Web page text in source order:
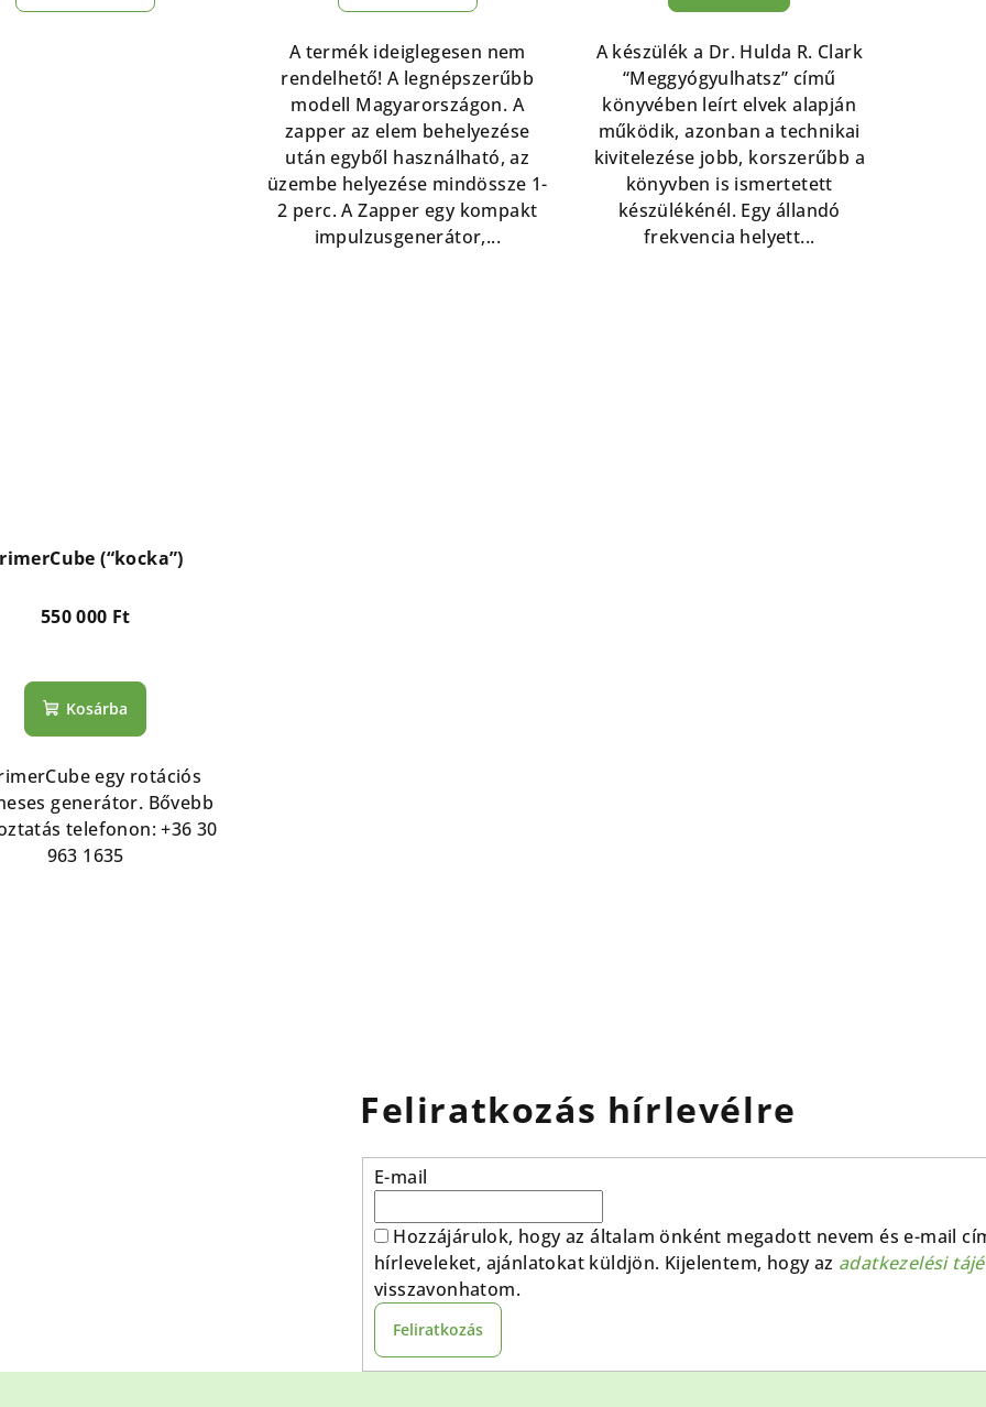
A termék ideiglegesen nem
rendelhető! A legnépszerűbb
modell Magyarországon. A
zapper az elem behelyezése
után egyből használható, az
üzembe helyezése mindössze 1-
2 perc. A Zapper egy kompakt
impulzusgenerátor,...
A készülék a Dr. Hulda R. Clark
“Meggyógyulhatsz” című
könyvében leírt elvek alapján
működik, azonban a technikai
kivitelezése jobb, korszerűbb a
könyvben is ismertetett
készülékénél. Egy állandó
frekvencia helyett...
(“kocka”)
550 000 Ft
Kosárba
egy rotációs
generátor. Bővebb
telefonon: +36 30
963 1635
Feliratkozás hírlevélre
E-mail
Hozzájárulok, hogy az általam önként megadott nevem és e-mail
hírleveleket, ajánlatokat küldjön. Kijelentem, hogy az adatkezelési
visszavonhatom.
Feliratkozás